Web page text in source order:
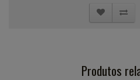
Produtos